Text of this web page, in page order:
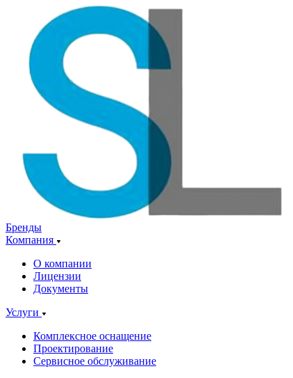
Бренды
Компания
О компании
Лицензии
Документы
Услуги
Комплексное оснащение
Проектирование
Сервисное обслуживание